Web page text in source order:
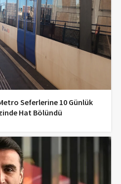
Seferlerine 10 Günlük
Hat Bölündü